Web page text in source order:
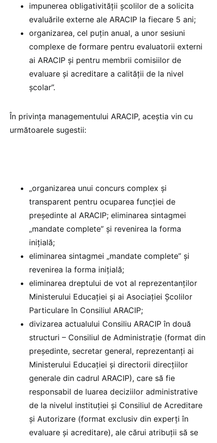
impunerea obligativității școlilor de a solicita
evaluările externe ale ARACIP la fiecare 5 ani;
organizarea, cel puțin anual, a unor sesiuni
complexe de formare pentru evaluatorii externi
ai ARACIP și pentru membrii comisiilor de
evaluare și acreditare a calității de la nivel
școlar”.
În privința managementului ARACIP, aceștia vin cu
următoarele sugestii:
„organizarea unui concurs complex și
transparent pentru ocuparea funcției de
președinte al ARACIP; eliminarea sintagmei
„mandate complete” și revenirea la forma
inițială;
eliminarea sintagmei „mandate complete” și
revenirea la forma inițială;
eliminarea dreptului de vot al reprezentanților
Ministerului Educației și ai Asociației Școlilor
Particulare în Consiliul ARACIP;
divizarea actualului Consiliu ARACIP în două
structuri – Consiliul de Administrație (format din
președinte, secretar general, reprezentanți ai
Ministerului Educației și directorii direcțiilor
generale din cadrul ARACIP), care să fie
responsabil de luarea deciziilor administrative
de la nivelul instituției și Consiliul de Acreditare
și Autorizare (format exclusiv din experți în
evaluare și acreditare), ale cărui atribuții să se